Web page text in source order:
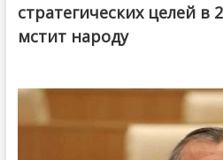
стратегических целей в
мстит народу